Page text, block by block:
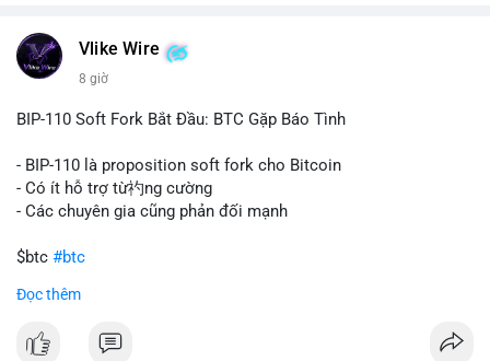
này có thể phản ánh ba kịch bản chính: thứ nhất, cá voi đang
chuẩn bị thanh khoản bằng cách chuyển lên sàn giao dịch, tạo
để nắm giữ dài hạn, thể hiện niềm tin vào xu hướng tăng; thứ
tán rủi ro. Với mức giá 65K, khối lượng này không quá lớn để
gây sốc thanh khoản tức thời, nhưng vẫn đủ sức tạo biến động
tâm lý ngắn hạn nếu hướng đến sàn tập trung.
Lời khuyên cho nhà đầu tư nhỏ lẻ:
hướng đi của dòng tiền. Tránh hành động theo cảm xúc, ưu
rõ ràng về đích đến của số BTC này.
Vlike Wire
8 giờ
BIP-110 Soft Fork Bắt Đầu: BTC Gặp Báo Tình
- BIP-110 là proposition soft fork cho Bitcoin
- Có ít hỗ trợ từ礿ng cường
- Các chuyên gia cũng phản đối mạnh
$btc #btc
#vlikevn
📰 Nguồn: CoinDesk
Đọc thêm